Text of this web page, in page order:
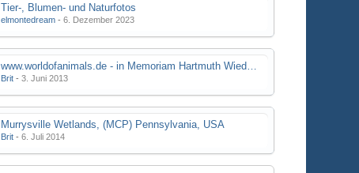
Tier-, Blumen- und Naturfotos
elmontedream - 6. Dezember 2023
www.worldofanimals.de - in Memoriam Hartmuth Wiedenroth
Brit - 3. Juni 2013
Murrysville Wetlands, (MCP) Pennsylvania, USA
Brit - 6. Juli 2014